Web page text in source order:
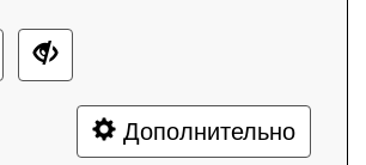
Дополнительно